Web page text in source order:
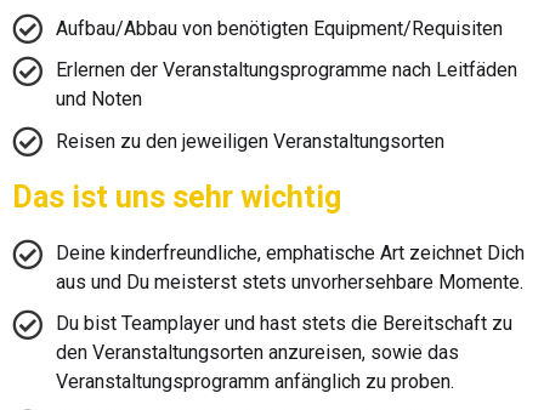
Aufbau/Abbau von benötigten Equipment/Requisiten
Erlernen der Veranstaltungsprogramme nach Leitfäden
und Noten
Reisen zu den jeweiligen Veranstaltungsorten
Das ist uns sehr wichtig
Deine kinderfreundliche, emphatische Art zeichnet Dich
aus und Du meisterst stets unvorhersehbare Momente.
Du bist Teamplayer und hast stets die Bereitschaft zu
den Veranstaltungsorten anzureisen, sowie das
Veranstaltungsprogramm anfänglich zu proben.